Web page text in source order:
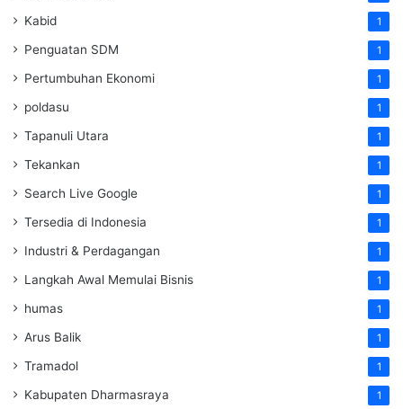
Kabid 1
Penguatan SDM ‎ 1
Pertumbuhan Ekonomi 1
poldasu 1
Tapanuli Utara 1
Tekankan 1
Search Live Google 1
Tersedia di Indonesia 1
Industri & Perdagangan 1
Langkah Awal Memulai Bisnis 1
humas 1
Arus Balik 1
Tramadol 1
Kabupaten Dharmasraya 1